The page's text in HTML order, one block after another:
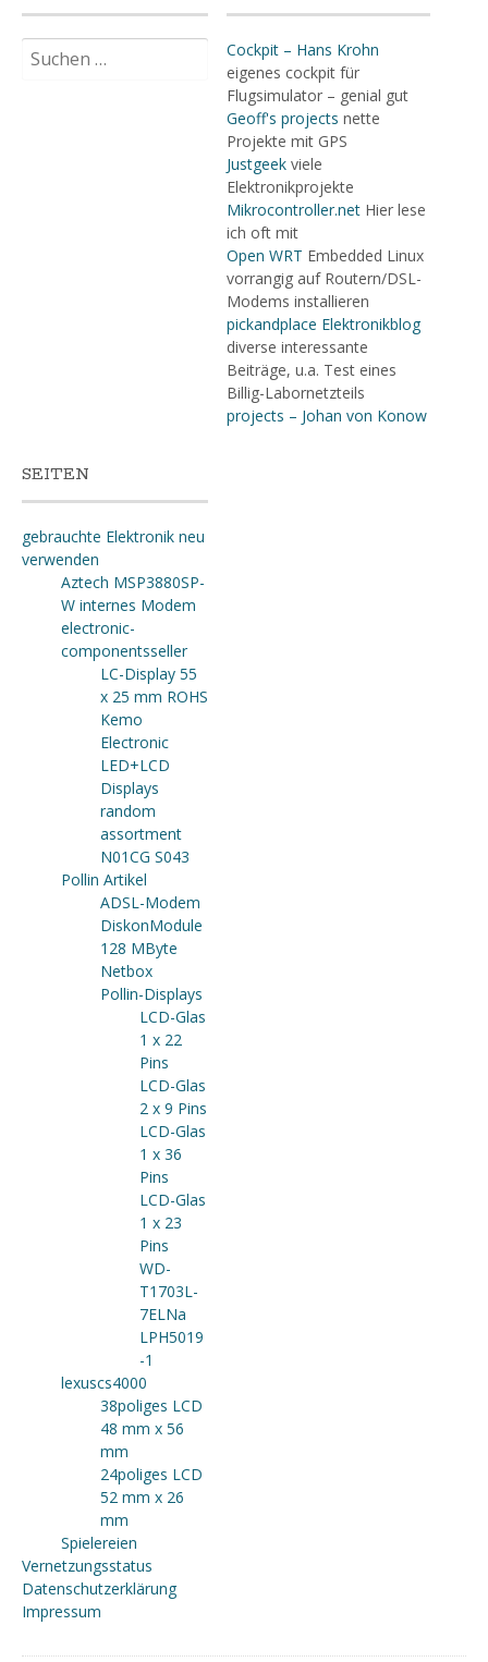
nach:
Cockpit – Hans Krohn
eigenes cockpit für
Flugsimulator – genial gut
Geoff's projects nette
Projekte mit GPS
Justgeekviele
Elektronikprojekte
Mikrocontroller.netHier lese
ich oft mit
Open WRT Embedded Linux
vorrangig auf Routern/DSL-
Modems installieren
pickandplace Elektronikblog
diverse interessante
Beiträge, u.a. Test eines
Billig-Labornetzteils
projects – Johan von Konow
SEITEN
gebrauchte Elektronik neu
verwenden
Aztech MSP3880SP-
W internes Modem
electronic-
componentsseller
LC-Display 55
x 25 mm ROHS
Kemo
Electronic
LED+LCD
Displays
random
assortment
N01CG S043
Pollin Artikel
ADSL-Modem
DiskonModule
128 MByte
Netbox
Pollin-Displays
LCD-Glas
1 x 22
Pins
LCD-Glas
2 x 9 Pins
LCD-Glas
1 x 36
Pins
LCD-Glas
1 x 23
Pins
WD-
T1703L-
7ELNa
LPH5019
-1
lexuscs4000
38poliges LCD
48 mm x 56
mm
24poliges LCD
52 mm x 26
mm
Spielereien
Vernetzungsstatus
Datenschutzerklärung
Impressum